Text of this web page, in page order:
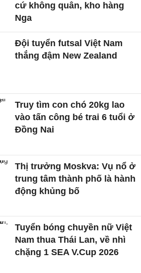
cứ không quân, kho hàng
Nga
Đội tuyển futsal Việt Nam
thắng đậm New Zealand
Truy tìm con chó 20kg lao
vào tấn công bé trai 6 tuổi ở
Đồng Nai
Thị trưởng Moskva: Vụ nổ ở
trung tâm thành phố là hành
động khủng bố
Tuyển bóng chuyền nữ Việt
Nam thua Thái Lan, về nhì
chặng 1 SEA V.Cup 2026